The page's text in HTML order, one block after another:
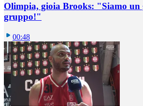
Olimpia, gioia Brooks: "Siamo un
gruppo!"
00:48